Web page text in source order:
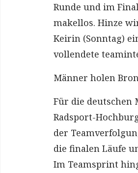
Runde und im
makellos. Hinze
Keirin (Sonntag)
vollendete
Männer holen
Für die deutschen
Radsport-
der
die finalen Läufe
Im Teamsprint